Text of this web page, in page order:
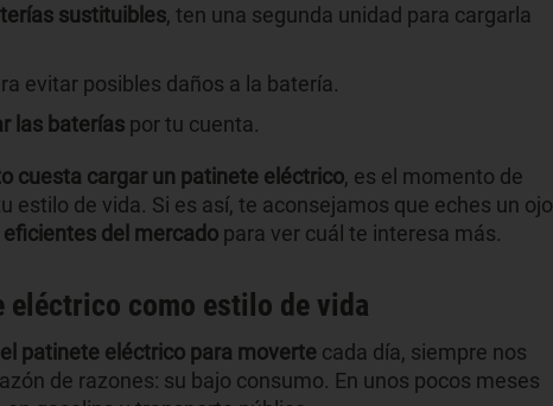
sustituibles, ten una segunda unidad para cargarla
evitar posibles daños a la batería.
las baterías por tu cuenta.
cuesta cargar un patinete eléctrico, es el momento de
estilo de vida. Si es así, te aconsejamos que eches un ojo
del mercado para ver cuál te interesa más.
eléctrico como estilo de vida
patinete eléctrico para moverte cada día, siempre nos
de razones: su bajo consumo. En unos pocos meses